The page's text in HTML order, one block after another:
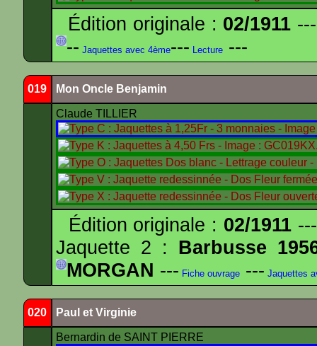
Édition originale : 02/1911
-- Jaquettes avec 4ème--- Lecture ---
019 Mon Oncle Benjamin
Claude TILLIER
Édition originale : 02/1911
Jaquette 2 : Barbusse
MORGAN --- Fiche ouvrage --- Jaquettes
020 Paul et Virginie
Bernardin de SAINT PIERRE